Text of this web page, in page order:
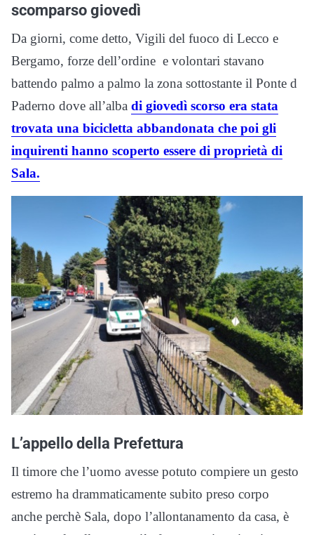
scomparso giovedì
Da giorni, come detto, Vigili del fuoco di Lecco e
Bergamo, forze dell’ordine e volontari stavano
battendo palmo a palmo la zona sottostante il Ponte d
Paderno dove all’alba di giovedì scorso era stata
trovata una bicicletta abbandonata che poi gli
inquirenti hanno scoperto essere di proprietà di
Sala.
L’appello della Prefettura
Il timore che l’uomo avesse potuto compiere un gesto
estremo ha drammaticamente subito preso corpo
anche perchè Sala, dopo l’allontanamento da casa, è